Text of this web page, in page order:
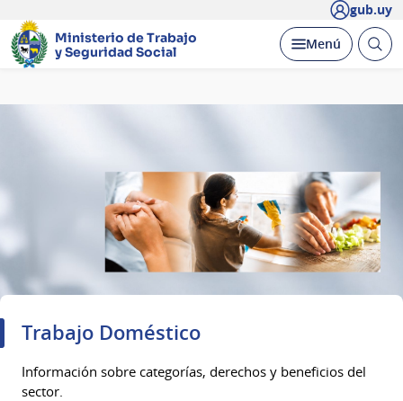
gub.uy
Ministerio de Trabajo
y Seguridad Social
Desplegar
Menú Abrir
Trabajo Doméstico
Información sobre categorías, derechos y beneficios del
sector.